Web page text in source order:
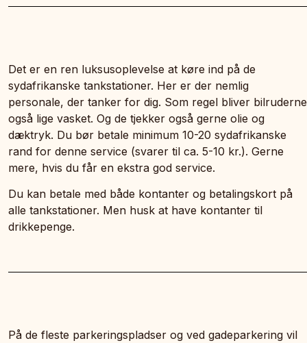
Det er en ren luksusoplevelse at køre ind på de
sydafrikanske tankstationer. Her er der nemlig
personale, der tanker for dig. Som regel bliver bilruderne
også lige vasket. Og de tjekker også gerne olie og
dæktryk. Du bør betale minimum 10-20 sydafrikanske
rand for denne service (svarer til ca. 5-10 kr.). Gerne
mere, hvis du får en ekstra god service.
Du kan betale med både kontanter og betalingskort på
alle tankstationer. Men husk at have kontanter til
drikkepenge.
På de fleste parkeringspladser og ved gadeparkering vil